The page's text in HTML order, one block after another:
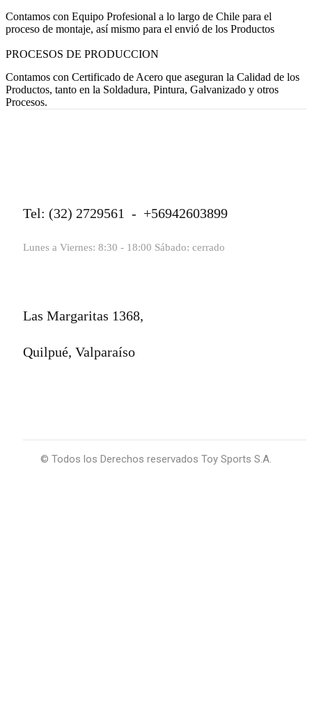
Contamos con Equipo Profesional a lo largo de Chile para el
proceso de montaje, así mismo para el envió de los Productos
PROCESOS DE PRODUCCION
Contamos con Certificado de Acero que aseguran la Calidad de los
Productos, tanto en la Soldadura, Pintura, Galvanizado y otros
Procesos.
Tel: (32) 2729561 - +56942603899
Lunes a Viernes: 8:30 - 18:00 Sábado: cerrado
Las Margaritas 1368,
Quilpué, Valparaíso
© Todos los Derechos reservados Toy Sports S.A.